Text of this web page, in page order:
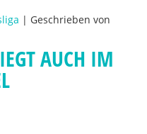
| Geschrieben von
AUCH IM